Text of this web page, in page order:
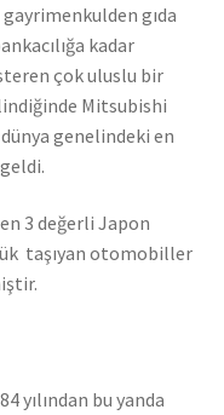
gıda
kadar
çok uluslu bir
Mitsubishi
genelindeki en
3 değerli Japon
taşıyan otomobiller
yılından bu yanda